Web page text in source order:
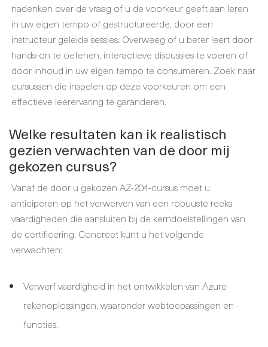
nadenken over de vraag of u de voorkeur geeft aan leren
in uw eigen tempo of gestructureerde, door een
instructeur geleide sessies. Overweeg of u beter leert door
hands-on te oefenen, interactieve discussies te voeren of
door inhoud in uw eigen tempo te consumeren. Zoek naar
cursussen die inspelen op deze voorkeuren om een
effectieve leerervaring te garanderen.
Welke resultaten kan ik realistisch
gezien verwachten van de door mij
gekozen cursus?
Vanaf de door u gekozen AZ-204-cursus moet u
anticiperen op het verwerven van een robuuste reeks
vaardigheden die aansluiten bij de kerndoelstellingen van
de certificering. Concreet kunt u het volgende
verwachten:
Verwerf vaardigheid in het ontwikkelen van Azure-
rekenoplossingen, waaronder webtoepassingen en -
functies.